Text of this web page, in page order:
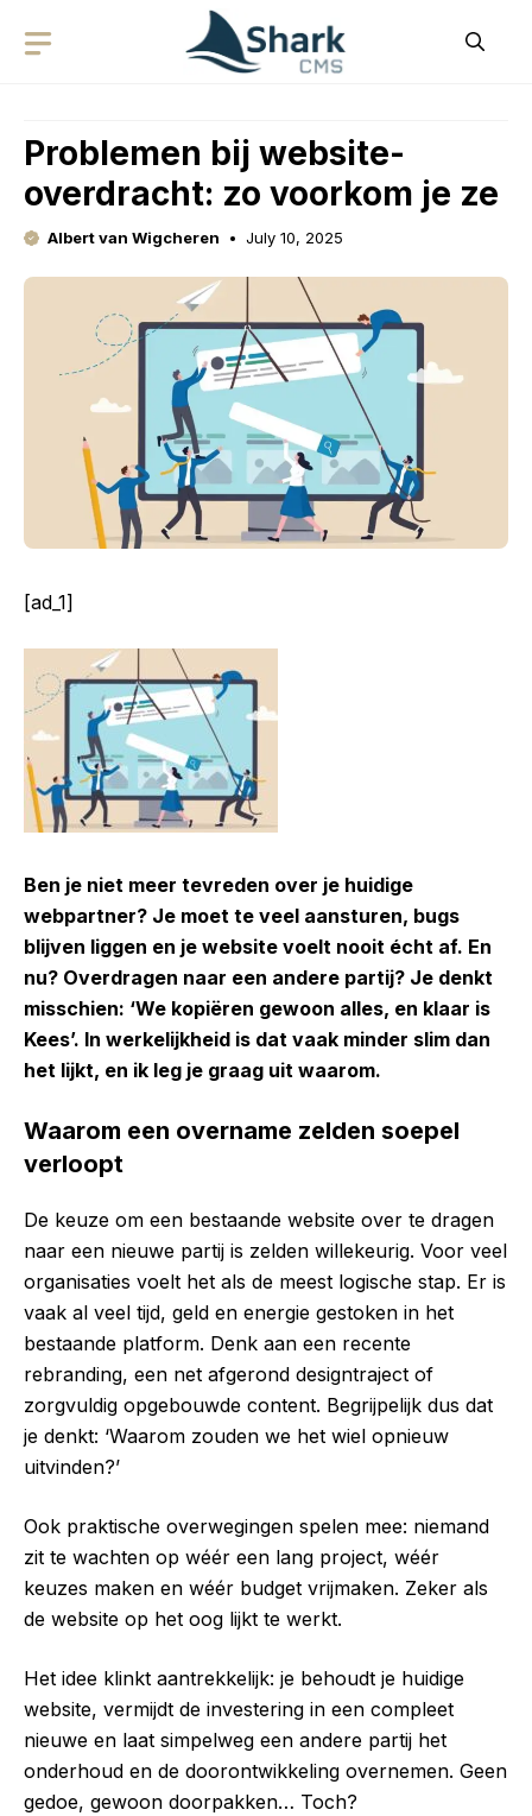
Problemen bij website-
overdracht: zo voorkom je ze
Albert van Wigcheren July 10, 2025
[ad_1]
Ben je niet meer tevreden over je huidige
webpartner? Je moet te veel aansturen, bugs
blijven liggen en je website voelt nooit écht af. En
nu? Overdragen naar een andere partij? Je denkt
misschien: ‘We kopiëren gewoon alles, en klaar is
Kees’. In werkelijkheid is dat vaak minder slim dan
het lijkt, en ik leg je graag uit waarom.
Waarom een overname zelden soepel
verloopt
De keuze om een bestaande website over te dragen
naar een nieuwe partij is zelden willekeurig. Voor veel
organisaties voelt het als de meest logische stap. Er is
vaak al veel tijd, geld en energie gestoken in het
bestaande platform. Denk aan een recente
rebranding, een net afgerond designtraject of
zorgvuldig opgebouwde content. Begrijpelijk dus dat
je denkt: ‘Waarom zouden we het wiel opnieuw
uitvinden?’
Ook praktische overwegingen spelen mee: niemand
zit te wachten op wéér een lang project, wéér
keuzes maken en wéér budget vrijmaken. Zeker als
de website op het oog lijkt te werkt.
Het idee klinkt aantrekkelijk: je behoudt je huidige
website, vermijdt de investering in een compleet
nieuwe en laat simpelweg een andere partij het
onderhoud en de doorontwikkeling overnemen. Geen
gedoe, gewoon doorpakken… Toch?